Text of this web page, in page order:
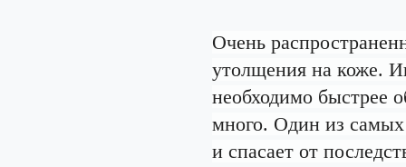
Очень
утолщения на коже.
необходимо быстрее
много. Один из
и спасает от